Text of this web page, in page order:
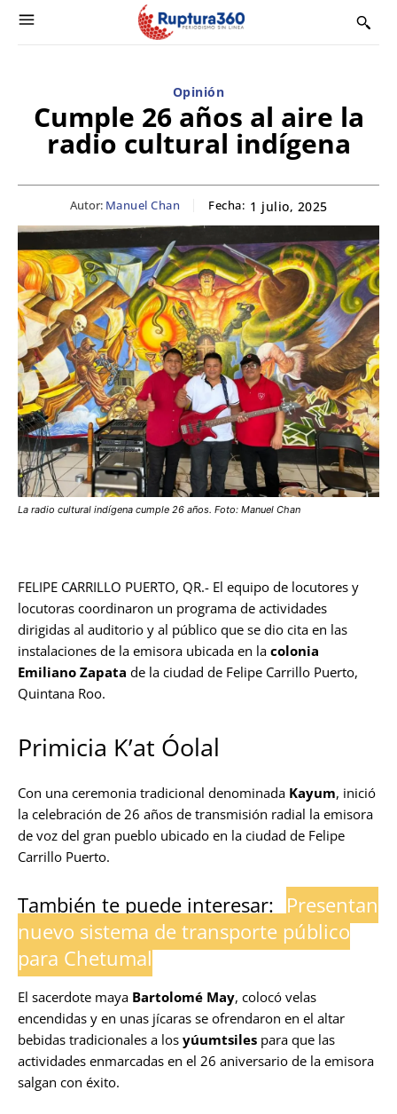
Opinión
Cumple 26 años al aire la
radio cultural indígena
Autor: Manuel Chan Fecha: 1 julio, 2025
La radio cultural indígena cumple 26 años. Foto: Manuel Chan
FELIPE CARRILLO PUERTO, QR.- El equipo de locutores y
locutoras coordinaron un programa de actividades
dirigidas al auditorio y al público que se dio cita en las
instalaciones de la emisora ubicada en la colonia
Emiliano Zapata de la ciudad de Felipe Carrillo Puerto,
Quintana Roo.
Primicia K’at Óolal
Con una ceremonia tradicional denominada Kayum, inició
la celebración de 26 años de transmisión radial la emisora
de voz del gran pueblo ubicado en la ciudad de Felipe
Carrillo Puerto.
También te puede interesar: Presentan
nuevo sistema de transporte público
para Chetumal
El sacerdote maya Bartolomé May, colocó velas
encendidas y en unas jícaras se ofrendaron en el altar
bebidas tradicionales a los yúumtsiles para que las
actividades enmarcadas en el 26 aniversario de la emisora
salgan con éxito.